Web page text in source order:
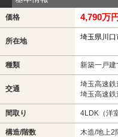
価格 4,790万円
所在地 埼玉県川口
種類 新築一戸建
交通
埼玉高速
埼玉高速
間取り 4LDK（洋
構造/階数 木造/地上2